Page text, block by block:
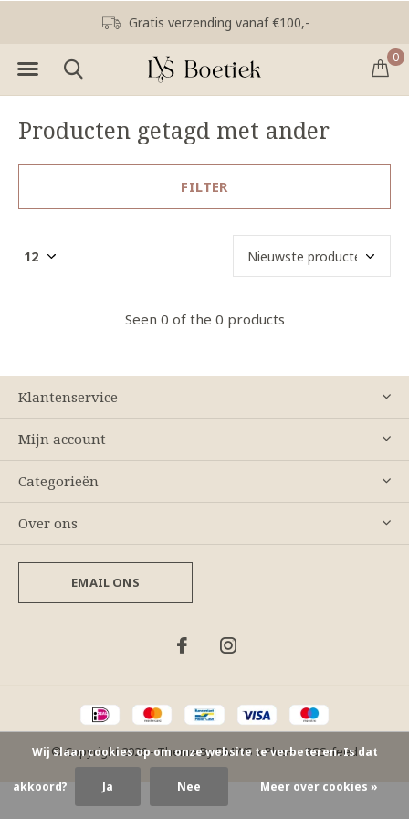
0
Gratis verzending vanaf €100,-
Producten getagd met ander
FILTER
Seen 0 of the 0 products
Klantenservice
Mijn account
Categorieën
Over ons
EMAIL ONS
© Copyright2026- Theme ByDMWS xPlus+-RSS-feed
Wij slaan cookies op om onze website te verbeteren. Is dat
akkoord? Ja Nee Meer over cookies »